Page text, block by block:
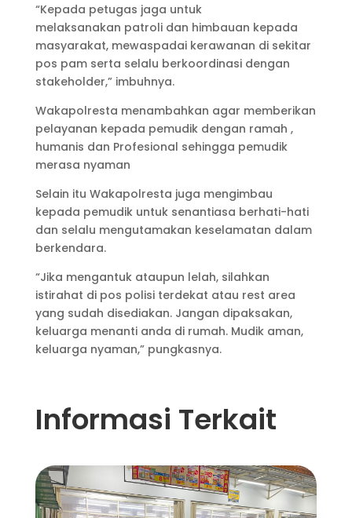
“Kepada petugas jaga untuk
melaksanakan patroli dan himbauan kepada
masyarakat, mewaspadai kerawanan di sekitar
pos pam serta selalu berkoordinasi dengan
stakeholder,” imbuhnya.
Wakapolresta menambahkan agar memberikan
pelayanan kepada pemudik dengan ramah ,
humanis dan Profesional sehingga pemudik
merasa nyaman
Selain itu Wakapolresta juga mengimbau
kepada pemudik untuk senantiasa berhati-hati
dan selalu mengutamakan keselamatan dalam
berkendara.
“Jika mengantuk ataupun lelah, silahkan
istirahat di pos polisi terdekat atau rest area
yang sudah disediakan. Jangan dipaksakan,
keluarga menanti anda di rumah. Mudik aman,
keluarga nyaman,” pungkasnya.
Informasi Terkait